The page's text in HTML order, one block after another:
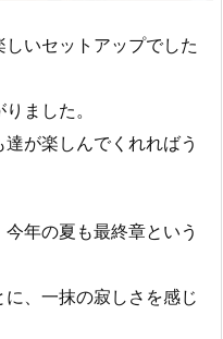
いセットアップでした
ました。
が楽しんでくれればう
年の夏も最終章という
、一抹の寂しさを感じ